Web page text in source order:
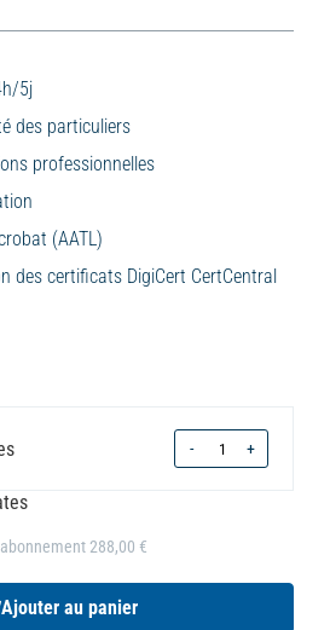
5j
des particuliers
professionnelles
(AATL)
des certificats DigiCert CertCentral
- +
abonnement288,00 €
Ajouter au panier